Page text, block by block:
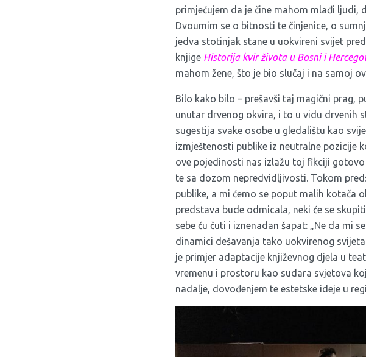
primjećujem da je čine mahom mlađi
Dvoumim se o bitnosti te činjenice, o
jedva stotinjak stane u uokvireni svijet
knjige Historija kvir života u Bosni i
mahom žene, što je bio slučaj i na samoj
Bilo kako bilo – prešavši taj magični prag,
unutar drvenog okvira, i to u vidu drvenih
sugestija svake osobe u gledalištu kao
izmještenosti publike iz neutralne pozicije
ove pojedinosti nas izlažu toj fikciji
te sa dozom nepredvidljivosti. Tokom
publike, a mi ćemo se poput malih kotača
predstava bude odmicala, neki će se
sebe ću čuti i iznenadan šapat: „Ne da mi
dinamici dešavanja tako uokvirenog
je primjer adaptacije književnog djela u
vremenu i prostoru kao sudara svjetova
nadalje, dovođenjem te estetske ideje u